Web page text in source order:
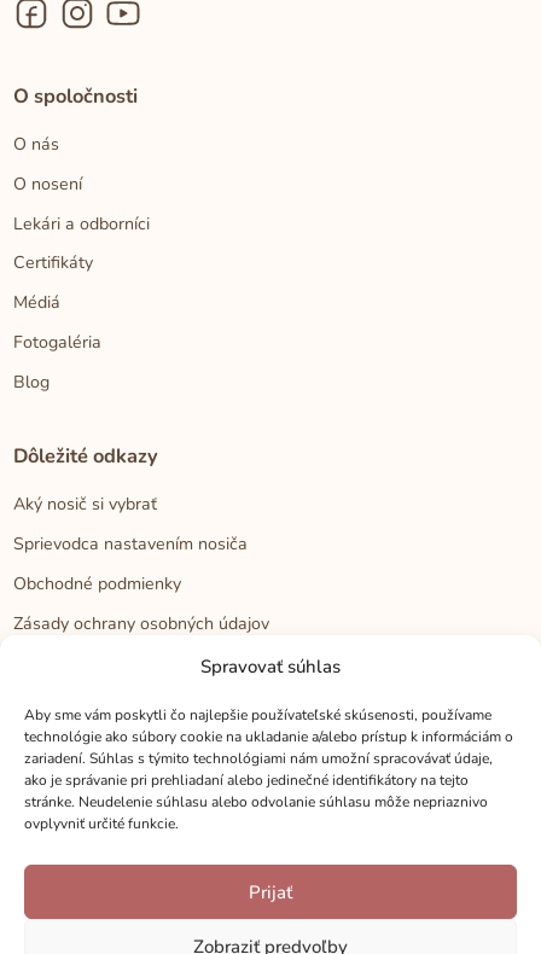
Spravovať súhlas
Aby sme vám poskytli čo najlepšie používateľské skúsenosti, používame
technológie ako súbory cookie na ukladanie a/alebo prístup k informáciám o
zariadení. Súhlas s týmito technológiami nám umožní spracovávať údaje,
ako je správanie pri prehliadaní alebo jedinečné identifikátory na tejto
stránke. Neudelenie súhlasu alebo odvolanie súhlasu môže nepriaznivo
ovplyvniť určité funkcie.
Prijať
Zobraziť predvoľby
O spoločnosti
O nás
O nosení
Lekári a odborníci
Certifikáty
Médiá
Fotogaléria
Blog
Dôležité odkazy
Aký nosič si vybrať
Sprievodca nastavením nosiča
Obchodné podmienky
Zásady ochrany osobných údajov
Kontakt
Kontakt
Zákaznícka podpora